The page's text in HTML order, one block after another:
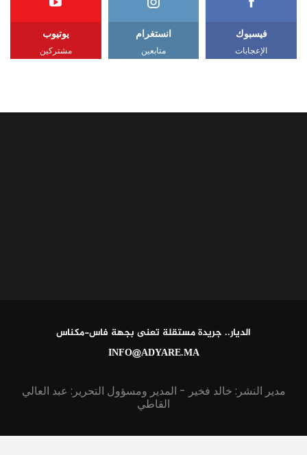
فيسبوك
الإعجابات
انستغرام
متابعين
يوتيوب
مشتركين
الديار.. جريدة مستقلة تعنى بجهة فاس-مكناس
INFO@ADYARE.MA
مدير النشر: خالد فخير - المدير ومسؤول التحرير: عبد العالي
القاطي